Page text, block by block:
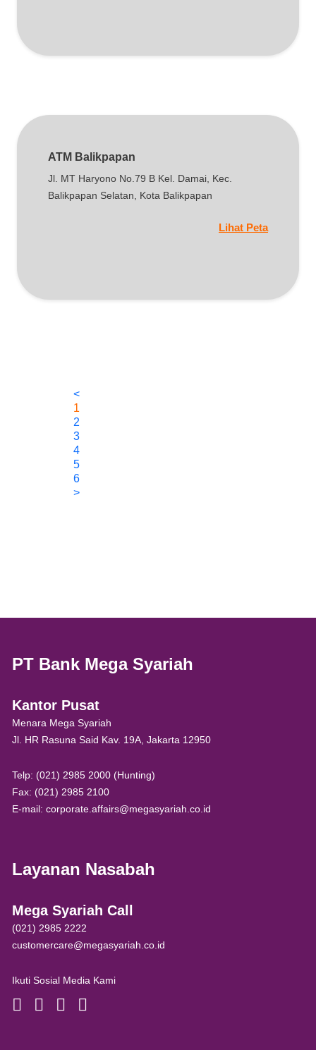
ATM Balikpapan
Jl. MT Haryono No.79 B Kel. Damai, Kec.
Balikpapan Selatan, Kota Balikpapan
Lihat Peta
<
1
2
3
4
5
6
>
PT Bank Mega Syariah
Kantor Pusat
Menara Mega Syariah
Jl. HR Rasuna Said Kav. 19A, Jakarta 12950
Telp: (021) 2985 2000 (Hunting)
Fax: (021) 2985 2100
E-mail: corporate.affairs@megasyariah.co.id
Layanan Nasabah
Mega Syariah Call
(021) 2985 2222
customercare@megasyariah.co.id
Ikuti Sosial Media Kami